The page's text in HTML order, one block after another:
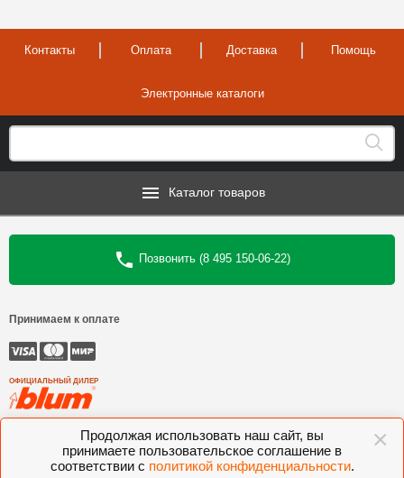
×
Продолжая использовать наш сайт, вы
принимаете пользовательское соглашение в
соответствии с политикой конфиденциальности.
Контакты Оплата Доставка Помощь
Электронные каталоги
Каталог товаров
Позвонить (8 495 150-06-22)
Принимаем к оплате
ОФИЦИАЛЬНЫЙ ДИЛЕР
Интеркомплект, 2006—2026
Комлектующие для мебели BLUM, FGV, VIBO, KESSEBOHMER, VOLPATO,